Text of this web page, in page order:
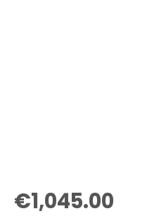
€1,045.00